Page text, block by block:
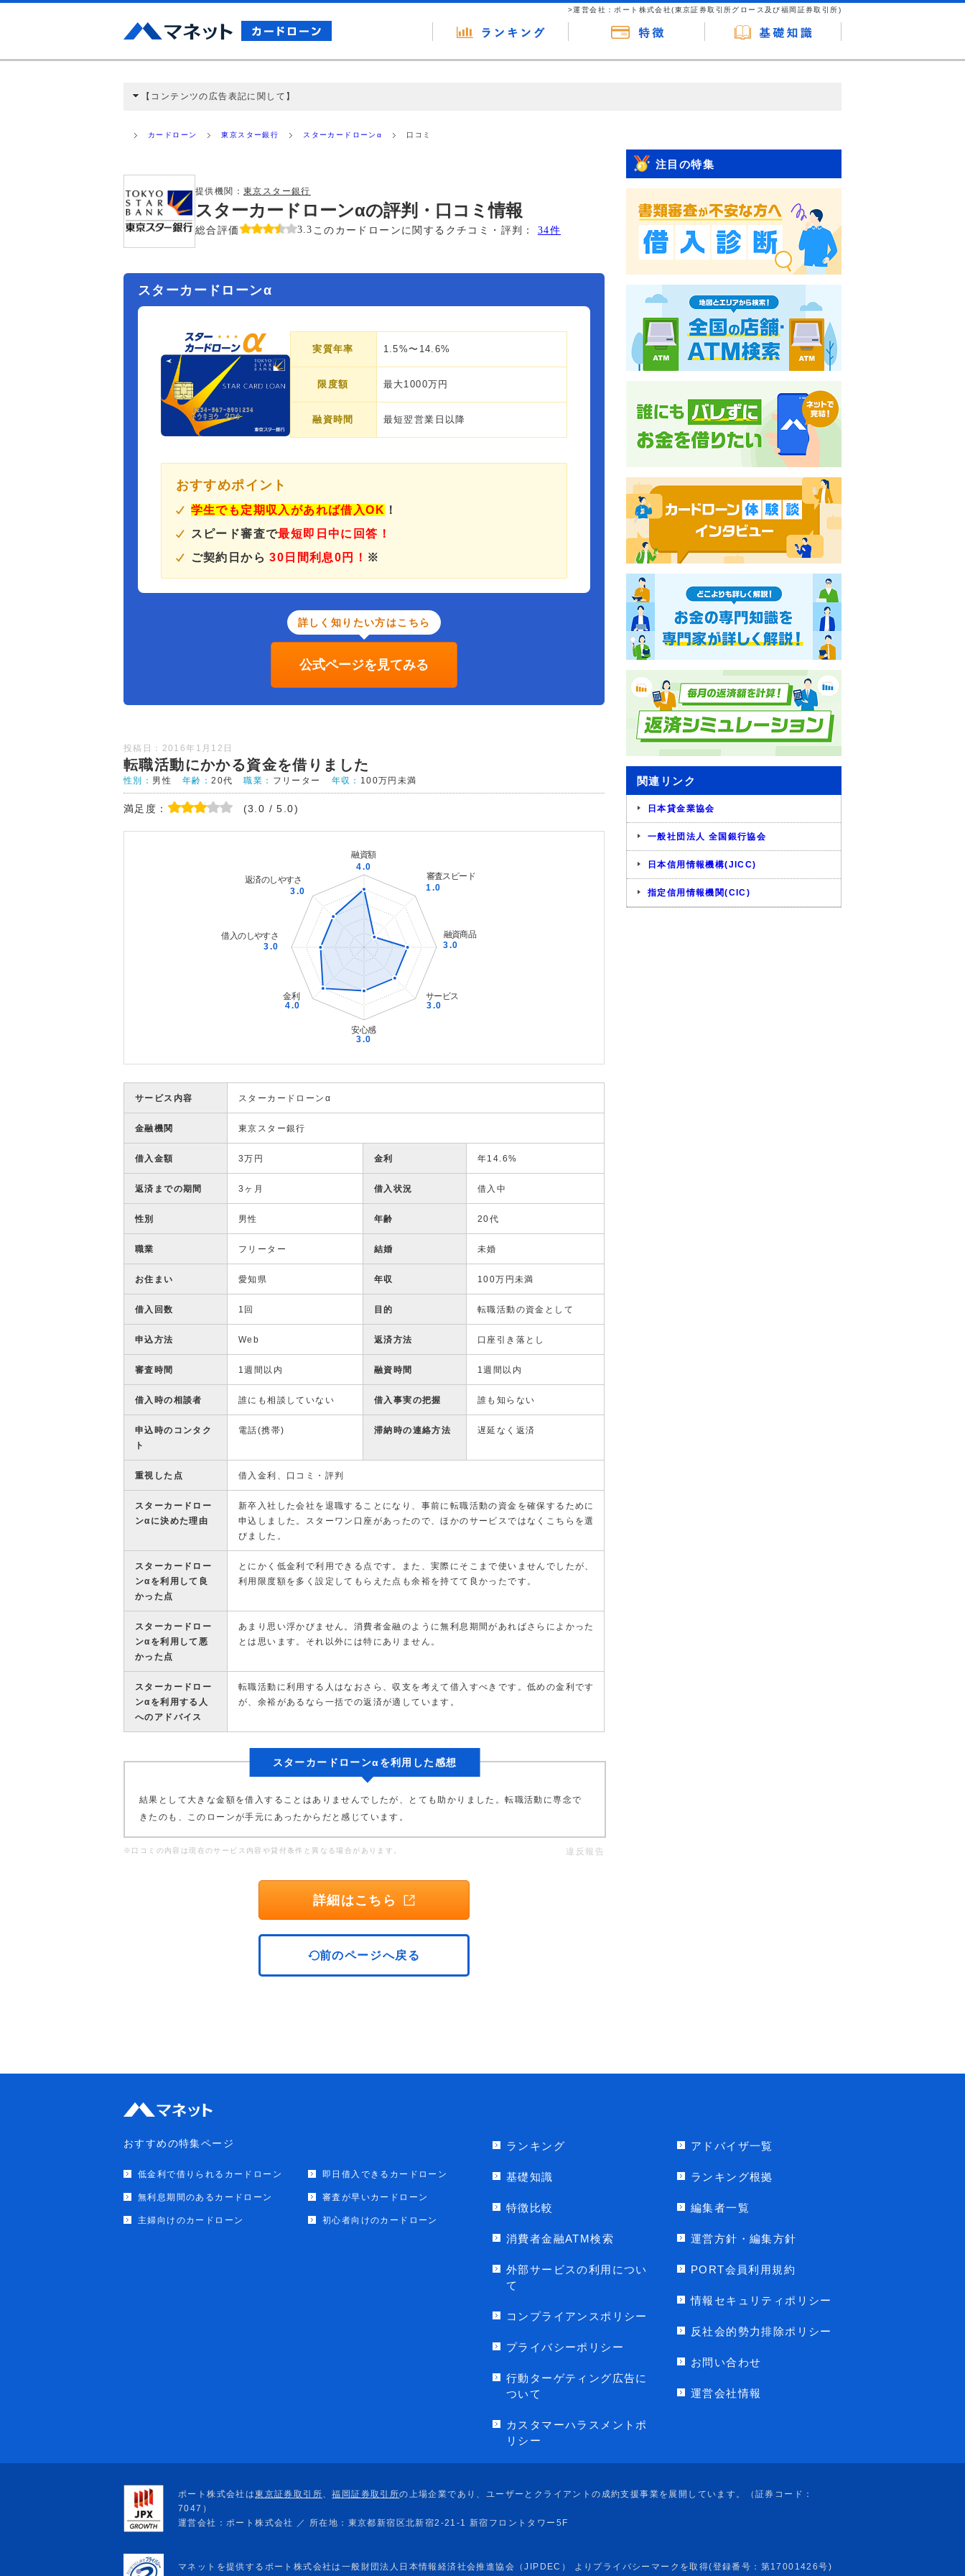
>運営会社：ポート株式会社(東京証券取引所グロース及び福岡証券取引所)
【コンテンツの広告表記に関して】
ミ収集などに基づき、公平性を担保した情報提供を行っています。
カードローン 東京スター銀行 スターカードローンα 口コミ
提供機関： 東京スター銀行
スターカードローンαの評判・口コミ情報
総合評価 3.3 このカードローンに関するクチコミ・評判： 34件
スターカードローンα
実質年率 1.5%〜14.6%
限度額 最大1000万円
融資時間 最短翌営業日以降
おすすめポイント
学生でも定期収入があれば借入OK ！
スピード審査で最短即日中に回答！
ご契約日から 30日間利息0円！ ※
詳しく知りたい方はこちら
公式ページを見てみる
投稿日：2016年1月12日
転職活動にかかる資金を借りました
性別： 男性 年齢：20代 職業： フリーター 年収： 100万円未満
満足度： (3.0 / 5.0)
サービス内容 スターカードローンα
金融機関 東京スター銀行
借入金額 3万円 金利 年14.6%
返済までの期間 3ヶ月 借入状況 借入中
性別 男性 年齢 20代
職業 フリーター 結婚 未婚
お住まい 愛知県 年収 100万円未満
借入回数 1回 目的 転職活動の資金として
申込方法 Web 返済方法 口座引き落とし
審査時間 1週間以内 融資時間 1週間以内
借入時の相談者 誰にも相談していない 借入事実の把握 誰も知らない
申込時のコンタク
ト
電話(携帯) 滞納時の連絡方法 遅延なく返済
重視した点 借入金利、口コミ・評判
スターカードロー
ンαに決めた理由
新卒入社した会社を退職することになり、事前に転職活動の資金を確保するために
申込しました。スターワン口座があったので、ほかのサービスではなくこちらを選
びました。
スターカードロー
ンαを利用して良
かった点
とにかく低金利で利用できる点です。また、実際にそこまで使いませんでしたが、
利用限度額を多く設定してもらえた点も余裕を持てて良かったです。
スターカードロー
ンαを利用して悪
かった点
あまり思い浮かびません。消費者金融のように無利息期間があればさらによかった
とは思います。それ以外には特にありません。
スターカードロー
ンαを利用する人
へのアドバイス
転職活動に利用する人はなおさら、収支を考えて借入すべきです。低めの金利です
が、余裕があるなら一括での返済が適しています。
スターカードローンαを利用した感想
結果として大きな金額を借入することはありませんでしたが、とても助かりました。転職活動に専念で
きたのも、このローンが手元にあったからだと感じています。
※口コミの内容は現在のサービス内容や貸付条件と異なる場合があります。 違反報告
詳細はこちら
前のページへ戻る
注目の特集
関連リンク
日本貸金業協会
一般社団法人 全国銀行協会
日本信用情報機構(JICC)
指定信用情報機関(CIC)
おすすめの特集ページ
低金利で借りられるカードローン 即日借入できるカードローン
無利息期間のあるカードローン 審査が早いカードローン
主婦向けのカードローン 初心者向けのカードローン
ランキング
基礎知識
特徴比較
消費者金融ATM検索
外部サービスの利用につい
て
コンプライアンスポリシー
プライバシーポリシー
行動ターゲティング広告に
ついて
カスタマーハラスメントポ
リシー
アドバイザ一覧
ランキング根拠
編集者一覧
運営方針・編集方針
PORT会員利用規約
情報セキュリティポリシー
反社会的勢力排除ポリシー
お問い合わせ
運営会社情報